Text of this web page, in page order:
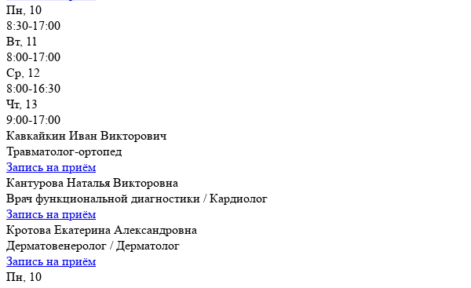
Пн, 10
8:30-17:00
Вт, 11
8:00-17:00
Ср, 12
8:00-16:30
Чт, 13
9:00-17:00
Кавкайкин Иван Викторович
Травматолог-ортопед
Запись на приём
Кантурова Наталья Викторовна
Врач функциональной диагностики / Кардиолог
Запись на приём
Кротова Екатерина Александровна
Дерматовенеролог / Дерматолог
Запись на приём
Пн, 10